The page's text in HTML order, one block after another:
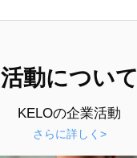
活動について
KELOの企業活動
さらに詳しく>